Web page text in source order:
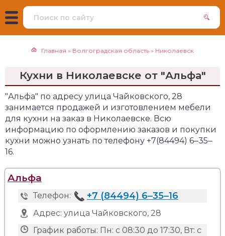
Главная » Волгоградская область » Николаевск
Кухни в Николаевске от "Альфа"
"Альфа" по адресу улица Чайковского, 28
занимается продажей и изготовлением мебели
для кухни на заказ в Николаевске. Всю
информацию по оформлению заказов и покупки
кухни можно узнать по телефону +7(84494) 6‒35‒
16.
Альфа
Телефон: +7 (84494) 6‒35‒16
Адрес: улица Чайковского, 28
График работы: Пн: с 08:30 до 17:30, Вт: с